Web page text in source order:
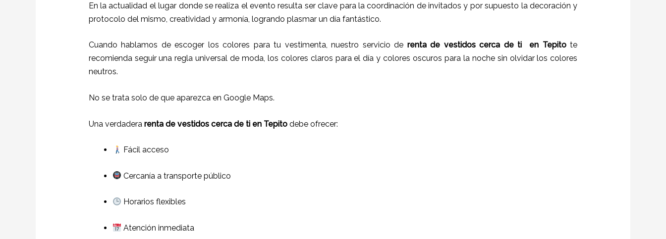
En la actualidad el lugar donde se realiza el evento resulta ser clave para la coordinación de invitados y por supuesto la decoración y
protocolo del mismo, creatividad y armonía, logrando plasmar un día fantástico.
Cuando hablamos de escoger los colores para tu vestimenta, nuestro servicio de renta de vestidos cerca de ti en Tepitote
recomienda seguir una regla universal de moda, los colores claros para el día y colores oscuros para la noche sin olvidar los colores
neutros.
No se trata solo de que aparezca en Google Maps.
Una verdadera renta de vestidos cerca de ti en Tepitodebe ofrecer:
Fácil acceso
Cercanía a transporte público
Horarios flexibles
Atención inmediata